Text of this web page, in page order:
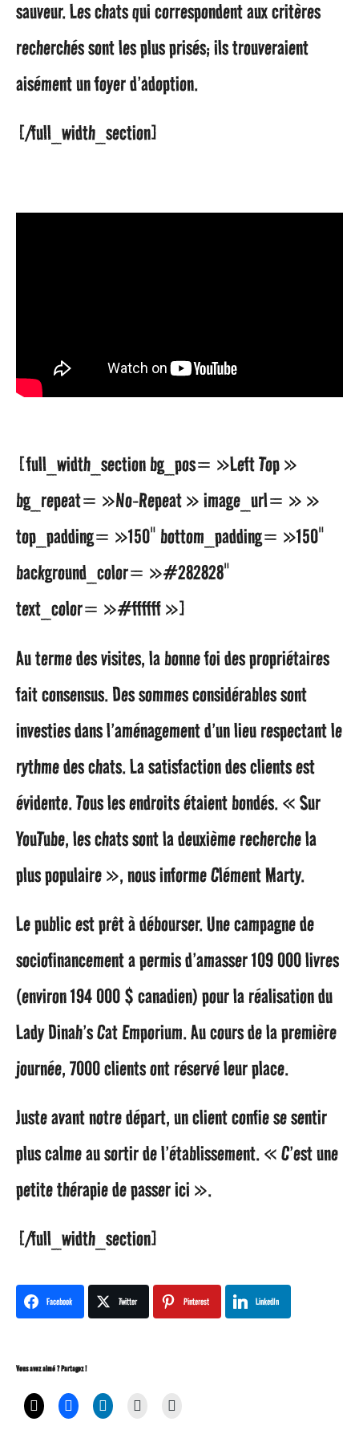
sauveur. Les chats qui correspondent aux critères
recherchés sont les plus prisés; ils trouveraient
aisément un foyer d’adoption.
[/full_width_section]
[full_width_section bg_pos= »Left Top »
bg_repeat= »No-Repeat » image_url= » »
top_padding= »150″ bottom_padding= »150″
background_color= »#282828″
text_color= »#ffffff »]
Au terme des visites, la bonne foi des propriétaires
fait consensus. Des sommes considérables sont
investies dans l’aménagement d’un lieu respectant le
rythme des chats. La satisfaction des clients est
évidente. Tous les endroits étaient bondés. « Sur
YouTube, les chats sont la deuxième recherche la
plus populaire », nous informe Clément Marty.
Le public est prêt à débourser. Une campagne de
sociofinancement a permis d’amasser 109 000 livres
(environ 194 000 $ canadien) pour la réalisation du
Lady Dinah’s Cat Emporium. Au cours de la première
journée, 7000 clients ont réservé leur place.
Juste avant notre départ, un client confie se sentir
plus calme au sortir de l’établissement. « C’est une
petite thérapie de passer ici ».
[/full_width_section]
Facebook Twitter Pinterest LinkedIn
Vous avez aimé ? Partagez !